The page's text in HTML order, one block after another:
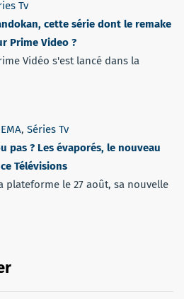
Tv
cette série dont le remake
Prime Video ?
Vidéo s'est lancé dans la
, Séries Tv
pas ? Les évaporés, le nouveau
Télévisions
plateforme le 27 août, sa nouvelle